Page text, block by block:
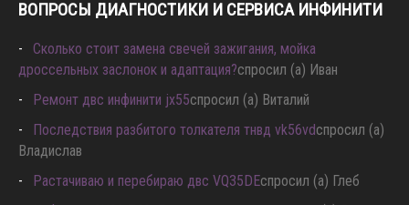
ВОПРОСЫ ДИАГНОСТИКИ И СЕРВИСА ИНФИНИТИ
Сколько стоит замена свечей зажигания, мойка
спросил (а) Иван
спросил (а) Виталий
Последствия разбитого толкателя тнвд vk56vd
спросил (а)
спросил (а) Глеб